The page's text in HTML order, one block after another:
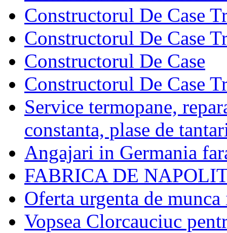
Constructorul De Case
Constructorul De Case
Constructorul De Case
Constructorul De Case
Service termopane,
constanta, plase de
Angajari in Germania
FABRICA DE
Oferta urgenta de
Vopsea Clorcauciuc